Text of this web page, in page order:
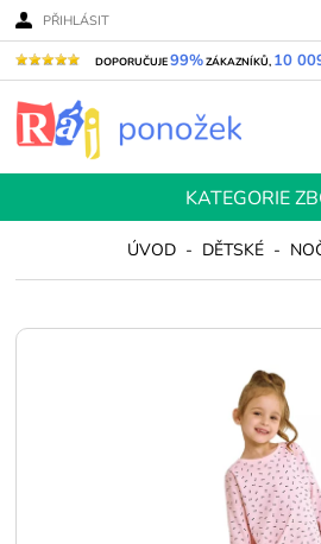
PŘIHLÁSIT
DOPORUČUJE99%ZÁKAZNÍKŮ, 10
KATEGORIE
ÚVOD - DĚTSKÉ -